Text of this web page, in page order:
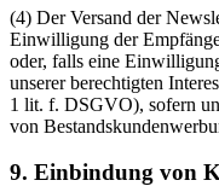
(4) Der Versand der
Einwilligung der
oder, falls eine
unserer berechtigten
1 lit. f. DSGVO), sofern
von
9. Einbindung von